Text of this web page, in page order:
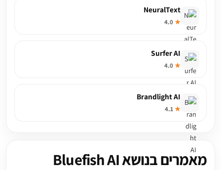
NeuralText
★
Surfer AI
★
Brandlight AI
★
מאמרים בנושא Bluefish AI